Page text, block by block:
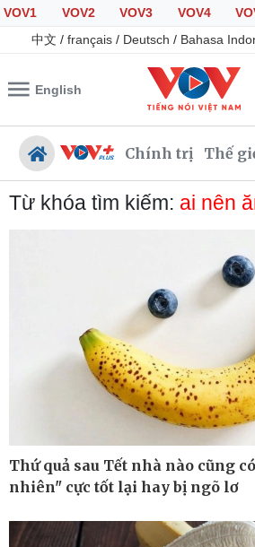
VOV1 VOV2 VOV3 VOV4
中文 / français / Deutsch / Bahasa
English
Chính trị Thế
Nhận diện sự thật
Xã hội
Tin 24h
Giáo
Dự
Dấu
Việc
Biển
Từ khóa tìm kiếm: ai nên
Thứ quả sau Tết nhà nào cũng
nhiên" cực tốt lại hay bị ngõ lơ